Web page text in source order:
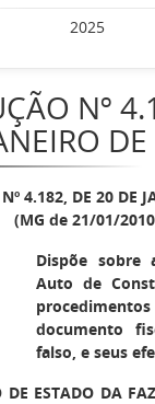
2025
Nº
4.182, DE 20 DE
(MG de 21/01/
Dispõe sobre
Auto de
documento
falso, e seus
DE ESTADO DA